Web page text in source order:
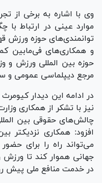
وی با اشاره به برخی از
موارد عینی در ارتباط با
توانمندی‌های حوزه ورزش
و همکاری‌های فی‌مابین
حوزه بین المللی ورزش و
مرجع دیپلماسی عمومی و
در ادامه این دیدار
نیز با تشکر از همکاری
چالش‌های حقوقی بین
افزود: همکاری نزدیکتر
می‌تواند راه را برای
جهانی هموار کند تا
در خدمت منافع ملی پیش